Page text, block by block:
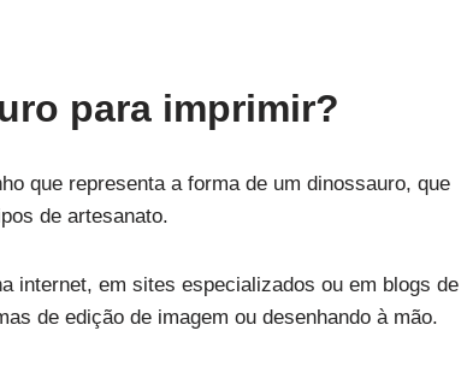
para imprimir?
que representa a forma de um dinossauro, que
de artesanato.
internet, em sites especializados ou em blogs de
de edição de imagem ou desenhando à mão.